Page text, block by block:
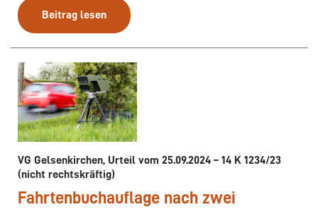
Beitrag lesen
VG Gelsenkirchen, Urteil vom 25.09.2024 – 14 K 1234/23
(nicht rechtskräftig)
Fahrtenbuchauflage nach zwei